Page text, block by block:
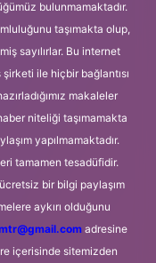
bulunmamaktadır.
taşımakta olup,
sayılırlar. Bu internet
ile hiçbir bağlantısı
makaleler
niteliği taşımamakta
yapılmamaktadır.
tamamen tesadüfidir.
bir bilgi paylaşım
aykırı olduğunu
adresine
içerisinde sitemizden